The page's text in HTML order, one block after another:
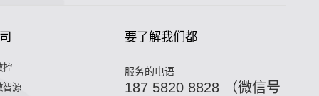
控
智源
要了解我们都
服务的电语
187 5820 8828 （微信号